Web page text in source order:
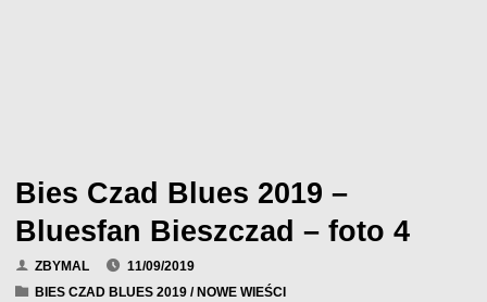
Bies Czad Blues 2019 –
Bluesfan Bieszczad – foto 4
ZBYMAL
11/09/2019
BIES CZAD BLUES 2019 / NOWE WIEŚCI